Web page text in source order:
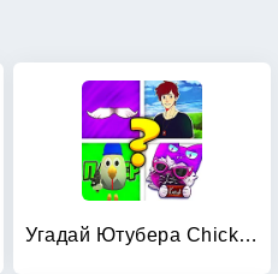
Угадай Ютубера Chicken Gun